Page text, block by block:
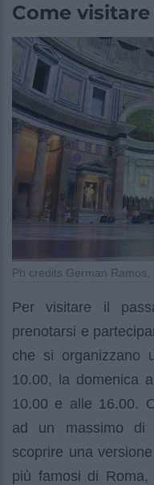
Come
Ph credits German
Per visitare il
prenotarsi e
che si organizzano
10.00, la domenica
10.00 e alle 16.00.
ad un massimo di
scoprire una
più famosi di